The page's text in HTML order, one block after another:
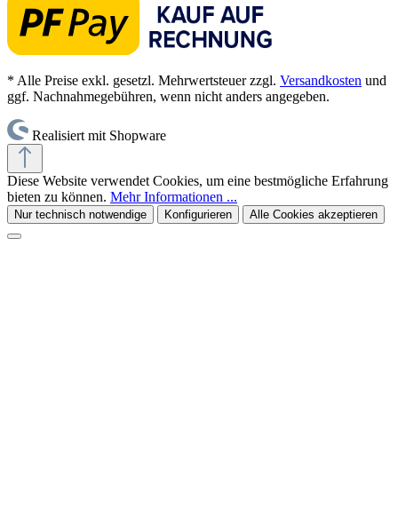
* Alle Preise exkl. gesetzl. Mehrwertsteuer zzgl. Versandkosten und
ggf. Nachnahmegebühren, wenn nicht anders angegeben.
Realisiert mit Shopware
Diese Website verwendet Cookies, um eine bestmögliche Erfahrung
bieten zu können. Mehr Informationen ...
Nur technisch notwendige Konfigurieren Alle Cookies akzeptieren